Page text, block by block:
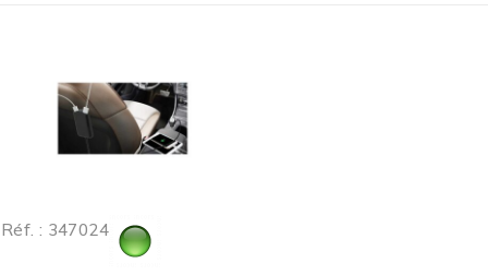
Réf. : 347024